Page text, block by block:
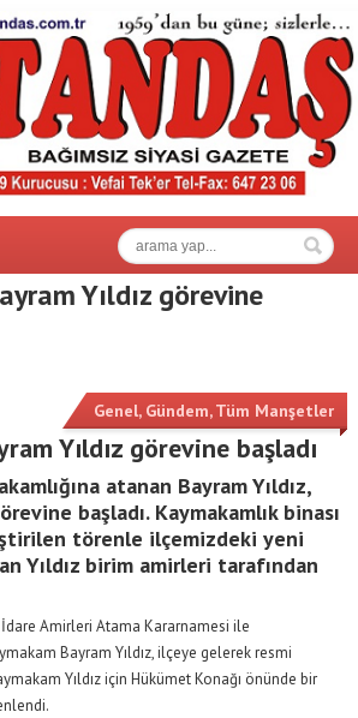
Yıldız görevine
Genel, Gündem,Tüm Manşetler
Yıldız görevine başladı
atanan Bayram Yıldız,
başladı. Kaymakamlık binası
törenle ilçemizdeki yeni
Yıldız birim amirleri tarafından
İdare Amirleri Atama Kararnamesi ile
Bayram Yıldız, ilçeye gelerek resmi
Yıldız için Hükümet Konağı önünde bir